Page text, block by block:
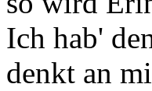
Ich hab'
denkt an